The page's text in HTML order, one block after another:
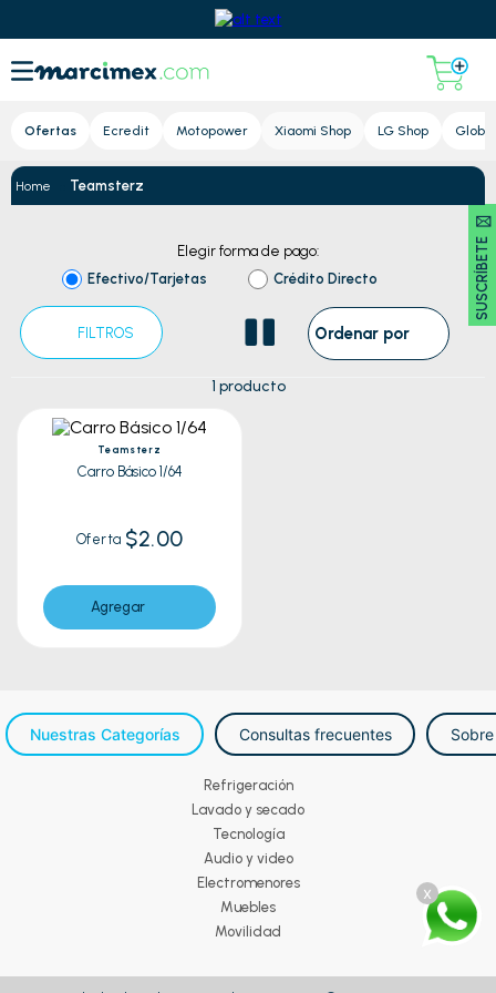
Ofertas Ecredit Motopower Xiaomi Shop LG Shop Global
SUSCRÍBETE 🖂
x
Teamsterz
Elegir forma de pago:
Efectivo/Tarjetas
Crédito Directo
FILTROS Ordenar por
1 producto
Teamsterz
Carro Básico 1/64
Oferta $2.00
Agregar
Nuestras Categorías Consultas frecuentes
Refrigeración
Lavado y secado
Tecnología
Audio y video
Electromenores
Muebles
Movilidad